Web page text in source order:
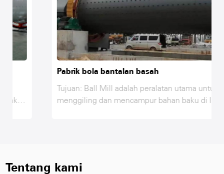
Pabrik bola bantalan basah
Tujuan: Ball Mill adalah peralatan utama untuk
menggiling dan mencampur bahan baku di lini
Tentang kami